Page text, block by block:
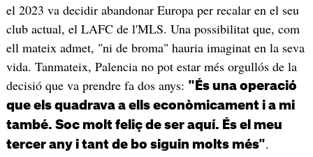
el 2023 va decidir abandonar Europa per recalar en el seu
club actual, el LAFC de l'MLS. Una possibilitat que, com
ell mateix admet, "ni de broma" hauria imaginat en la seva
vida. Tanmateix, Palencia no pot estar més orgullós de la
decisió que va prendre fa dos anys: "És una operació
que els quadrava a ells econòmicament i a mi
també. Soc molt feliç de ser aquí. És el meu
tercer any i tant de bo siguin molts més".